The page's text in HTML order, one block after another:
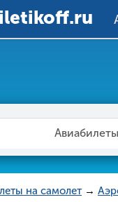
Авиабилеты
на самолет →